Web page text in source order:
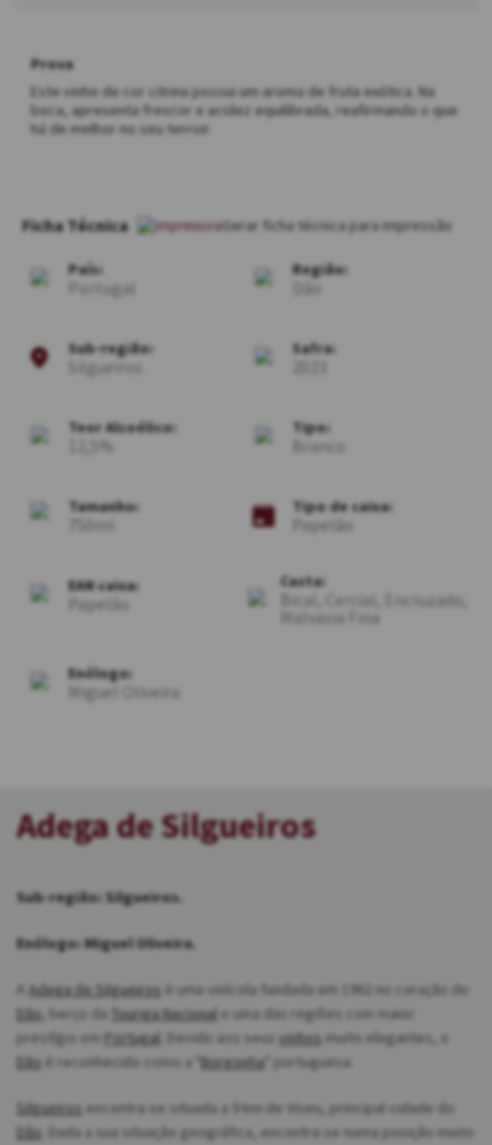
Prova
Este vinho de cor citrina possui um aroma de fruta exótica. Na
boca, apresenta frescor e acidez equilibrada, reafirmando o que
há de melhor no seu terroir.
Ficha Técnica
País:
Portugal
Região:
Sub-região:
Silgueiros
Safra:
Teor Alcoólico: Tipo:
Branco
Tamanho:
750ml
Tipo de caixa:
Papelão
EAN caixa:
Papelão
Casta:
Bical, Cercial, Encruzado,
Malvasia Fina
Enólogo:
Miguel Oliveira
Adega de Silgueiros
Sub-região: Silgueiros.
Enólogo: Miguel Oliveira.
A Adega de Silgueiros é uma vinícola fundada em 1962 no coração do
Dão, berço da Touriga Nacional e uma das regiões com maior
prestígio em Portugal . Devido aos seus vinhos muito elegantes, o
Dão é reconhecido como a " Borgonha " portuguesa.
Silgueiros encontra-se situada a 9 km de Viseu, principal cidade do
Dão . Dada a sua situação geográfica, encontra-se numa posição muito